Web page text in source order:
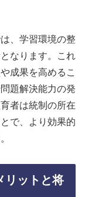
、学習環境の整
なります。これ
成果を高めるこ
題解決能力の発
者は統制の所在
で、より効果的
リットと将